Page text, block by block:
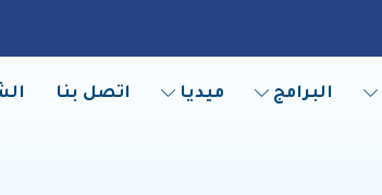
البرامج ميديا اتصل بنا